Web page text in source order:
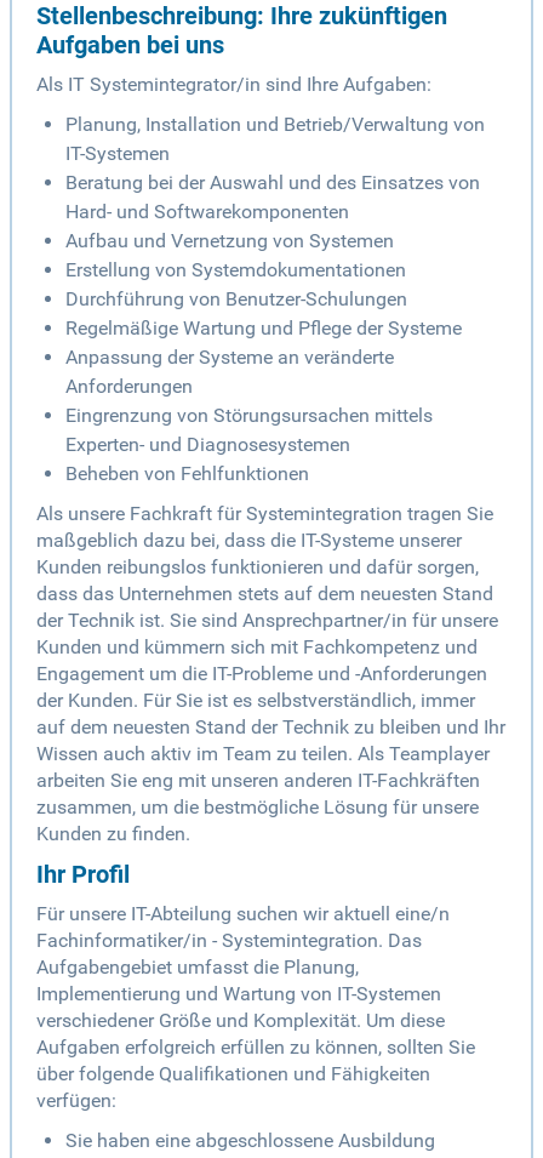
Stellenbeschreibung: Ihre zukünftigen
Aufgaben bei uns
Als IT Systemintegrator/in sind Ihre Aufgaben:
Planung, Installation und Betrieb/Verwaltung von
IT-Systemen
Beratung bei der Auswahl und des Einsatzes von
Hard- und Softwarekomponenten
Aufbau und Vernetzung von Systemen
Erstellung von Systemdokumentationen
Durchführung von Benutzer-Schulungen
Regelmäßige Wartung und Pflege der Systeme
Anpassung der Systeme an veränderte
Anforderungen
Eingrenzung von Störungsursachen mittels
Experten- und Diagnosesystemen
Beheben von Fehlfunktionen
Als unsere Fachkraft für Systemintegration tragen Sie
maßgeblich dazu bei, dass die IT-Systeme unserer
Kunden reibungslos funktionieren und dafür sorgen,
dass das Unternehmen stets auf dem neuesten Stand
der Technik ist. Sie sind Ansprechpartner/in für unsere
Kunden und kümmern sich mit Fachkompetenz und
Engagement um die IT-Probleme und -Anforderungen
der Kunden. Für Sie ist es selbstverständlich, immer
auf dem neuesten Stand der Technik zu bleiben und Ihr
Wissen auch aktiv im Team zu teilen. Als Teamplayer
arbeiten Sie eng mit unseren anderen IT-Fachkräften
zusammen, um die bestmögliche Lösung für unsere
Kunden zu finden.
Ihr Profil
Für unsere IT-Abteilung suchen wir aktuell eine/n
Fachinformatiker/in - Systemintegration. Das
Aufgabengebiet umfasst die Planung,
Implementierung und Wartung von IT-Systemen
verschiedener Größe und Komplexität. Um diese
Aufgaben erfolgreich erfüllen zu können, sollten Sie
über folgende Qualifikationen und Fähigkeiten
verfügen:
Sie haben eine abgeschlossene Ausbildung